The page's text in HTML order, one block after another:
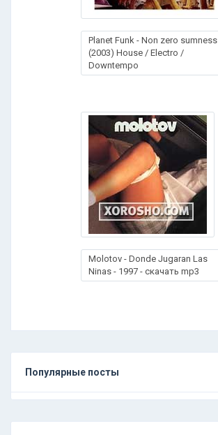
Planet Funk - Non zero sumness
(2003) House / Electro /
Downtempo
Molotov - Donde Jugaran Las
Ninas - 1997 - скачать mp3
Популярные посты